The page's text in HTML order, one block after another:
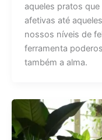
aqueles pratos
afetivas até
nossos níveis de
ferramenta
também a alma.